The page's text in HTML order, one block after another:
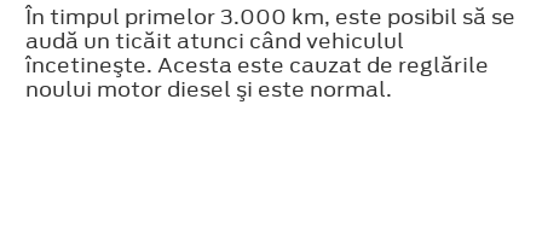
În timpul primelor 3.000 km, este posibil să se
audă un ticăit atunci când vehiculul
încetineşte. Acesta este cauzat de reglările
noului motor diesel şi este normal.